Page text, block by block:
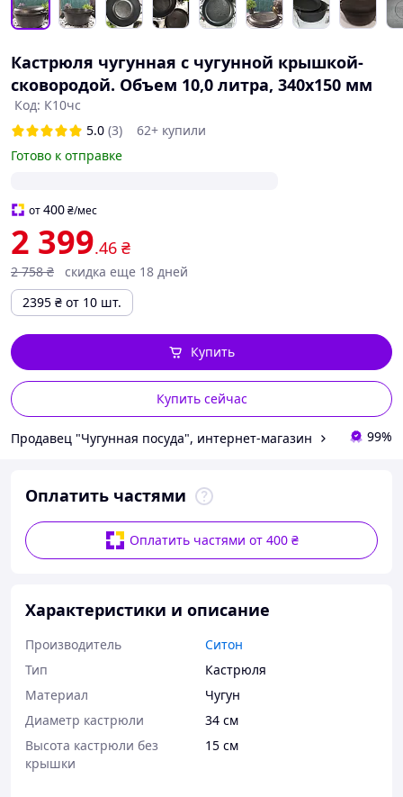
Кастрюля чугунная с чугунной крышкой-
сковородой. Объем 10,0 литра, 340х150 мм
Код: К10чс
5.0 (3)
62+ купили
Готово к отправке
от400₴/мес
2 399.46 ₴
2 758 ₴
скидка еще 18 дней
2395 ₴ от 10 шт.
Купить сейчас
Купить
Продавец "Чугунная посуда", интернет-магазин 99%
Оплатить частями
Оплатить частями от 400 ₴
Характеристики и описание
Производитель
Ситон
Тип
Кастрюля
Материал
Чугун
Диаметр кастрюли
34 см
Высота кастрюли без
крышки
15 см